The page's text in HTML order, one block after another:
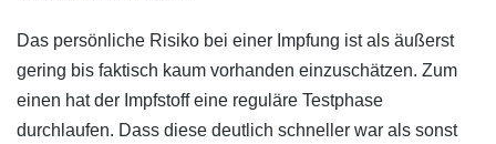
Das persönliche Risiko bei einer Impfung ist als äußerst
gering bis faktisch kaum vorhanden einzuschätzen. Zum
einen hat der Impfstoff eine reguläre Testphase
durchlaufen. Dass diese deutlich schneller war als sonst